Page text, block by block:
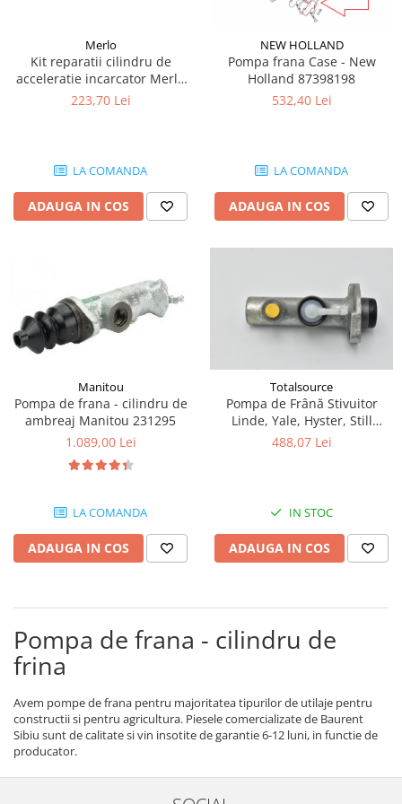
Turbosuflanta
Diverse piese motor
Furtune si conducte
Vibrochen - ax came - arbore cotit
Camasa piston
Segmenti motor
Senzori de presiune ulei
Vaporizatoare
Radiatoare AC
Piese frana
Discuri de frana
Etrieri
Placute de frana
Pompa de frana - cilindru de frana
Frana utilaje
Kit reparatii
Cabluri frana
Piese fara categorie
Sepci
Siguranta
Abtibilduri - Etichete
Piese Nifty Lift
Piese Grove
Piese Atlas Copco
Piese Hitachi
Piese Vermeer
Piese Kaeser
Piese Wacker Neuson
Piese Mc Cormick
Piese Lamborghini
Piese Same
Piese Renault
Piese Hurlimann
Piese Zetor
Piese Weidemann
Piese Still
Piese Timberjack
Piese Valmet Valtra
Piese Vogele
Piese Yuchai
Piese Zeppelin
Merlo
Kit reparatii cilindru de
acceleratie incarcator Merlo
ROTO40.25MCS 047647
223,70 Lei
LA COMANDA
ADAUGA IN COS
NEW HOLLAND
Pompa frana Case - New
Holland 87398198
532,40 Lei
LA COMANDA
ADAUGA IN COS
Manitou
Pompa de frana - cilindru de
ambreaj Manitou 231295
1.089,00 Lei
LA COMANDA
ADAUGA IN COS
Totalsource
Pompa de Frână Stivuitor
Linde, Yale, Hyster, Still
2790647, 273007500, 8668077,
488,07 Lei
IN STOC
ADAUGA IN COS
Pompa de frana - cilindru de
frina
Avem pompe de frana pentru majoritatea tipurilor de utilaje pentru
constructii si pentru agricultura. Piesele comercializate de Baurent
Sibiu sunt de calitate si vin insotite de garantie 6-12 luni, in functie de
producator.